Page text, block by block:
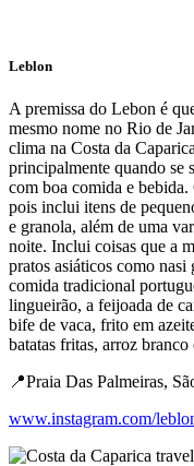
Leblon
​​A premissa do Lebon é
mesmo nome no Rio de
clima na Costa da
principalmente quando se
com boa comida e
pois inclui itens de
e granola, além de uma
noite. Inclui coisas que a
pratos asiáticos como
comida tradicional
lingueirão, a feijoada de
bife de vaca, frito em
batatas fritas, arroz branco
📍Praia Das Palmeiras,
www.instagram.com/